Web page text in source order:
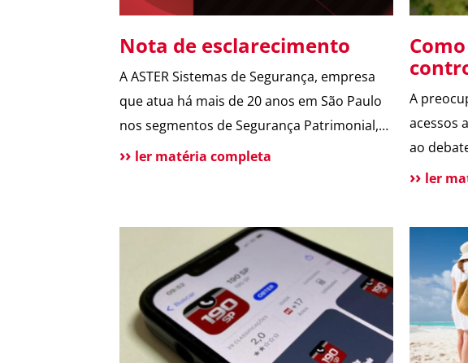
Nota de esclarecimento
A ASTER Sistemas de Segurança, empresa
que atua há mais de 20 anos em São Paulo
nos segmentos de Segurança Patrimonial,
Segurança Pessoal, Portaria e Facilities, vem
atuação com o Grupo Aster citado em
recentes matérias jornalísticas sobre a
operação da Polícia Federal no setor […]
ler matéria completa
A
acessos
ao
pelo
contou
ler